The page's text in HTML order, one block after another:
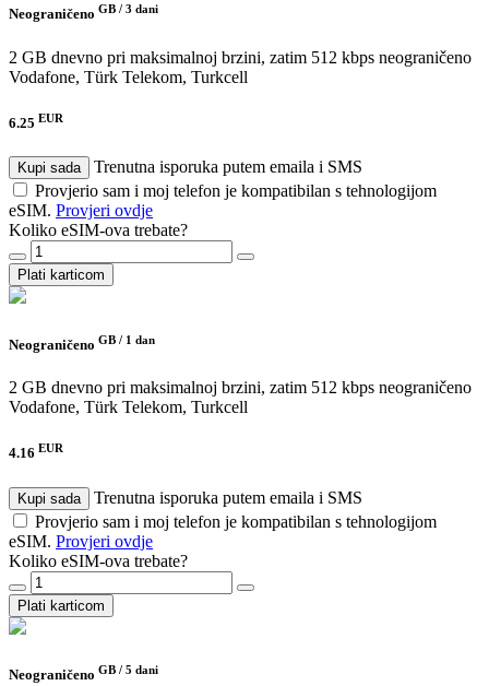
Neograničeno GB / 3 dani
2 GB dnevno pri maksimalnoj brzini, zatim 512 kbps neograničeno
Vodafone, Türk Telekom, Turkcell
6.25 EUR
Kupi sada
Trenutna isporuka putem emaila i SMS
Provjerio sam i moj telefon je kompatibilan s tehnologijom
eSIM. Provjeri ovdje
Koliko eSIM-ova trebate?
Plati karticom
Neograničeno GB / 1 dan
2 GB dnevno pri maksimalnoj brzini, zatim 512 kbps neograničeno
Vodafone, Türk Telekom, Turkcell
4.16 EUR
Kupi sada
Trenutna isporuka putem emaila i SMS
Provjerio sam i moj telefon je kompatibilan s tehnologijom
eSIM. Provjeri ovdje
Koliko eSIM-ova trebate?
Plati karticom
Neograničeno GB / 5 dani